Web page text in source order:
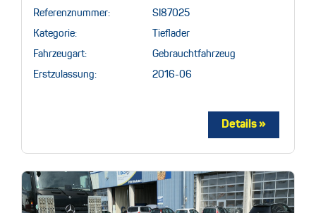
Referenznummer: SI87025
Kategorie: Tieflader
Fahrzeugart: Gebrauchtfahrzeug
Erstzulassung: 2016-06